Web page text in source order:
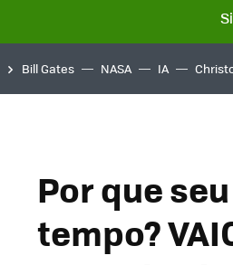
Bill Gates NASA IA
Por que
tempo?